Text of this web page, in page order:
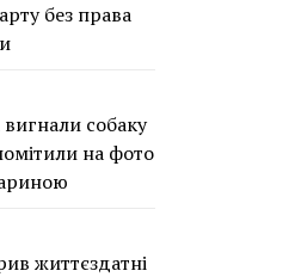
без права
вигнали собаку
на фото
життєздатні